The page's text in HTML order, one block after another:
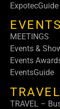
ExpotecGuide
MEETINGS
Events &
Events
EventsGuide
TRAVEL
TRAVEL –